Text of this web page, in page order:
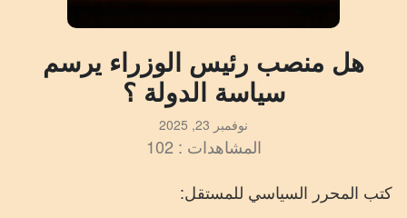
هل منصب رئيس الوزراء يرسم
سياسة الدولة ؟
نوفمبر 23, 2025
المشاهدات : 102
كتب المحرر السياسي للمستقل: